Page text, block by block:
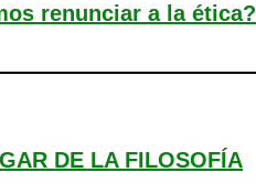
renunciar a la ética?
DE LA FILOSOFÍA